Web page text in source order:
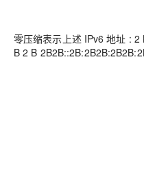
零压缩表示上述 IPv6 地址 :
B 2 B